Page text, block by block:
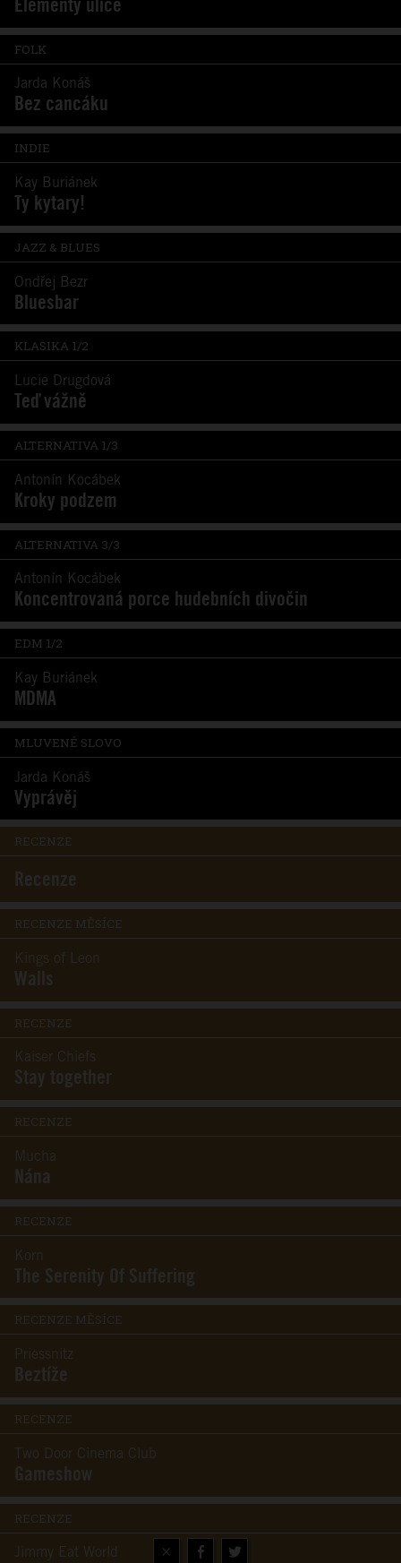
×
FOLK
Jarda Konáš
Bez cancáku
INDIE
Kay Buriánek
Ty kytary!
JAZZ & BLUES
Ondřej Bezr
Bluesbar
KLASIKA 1/2
Lucie Drugdová
Teď vážně
ALTERNATIVA 1/3
Antonín Kocábek
Kroky podzem
ALTERNATIVA 3/3
Antonín Kocábek
Koncentrovaná porce hudebních divočin
EDM 1/2
Kay Buriánek
MDMA
MLUVENÉ SLOVO
Jarda Konáš
Vyprávěj
RECENZE
Recenze
RECENZE MĚSÍCE
Kings of Leon
Walls
RECENZE
Kaiser Chiefs
Stay together
RECENZE
Mucha
Nána
RECENZE
Korn
The Serenity Of Suffering
RECENZE MĚSÍCE
Priessnitz
Beztíže
RECENZE
Two Door Cinema Club
Gameshow
RECENZE
Jimmy Eat World